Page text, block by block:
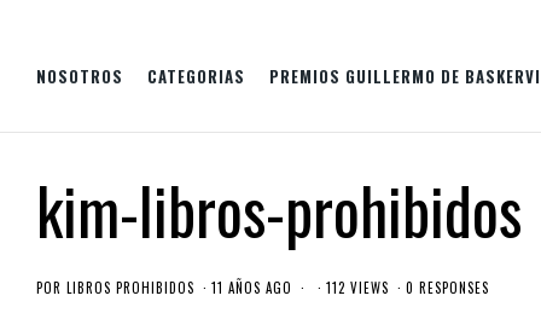
NOSOTROS CATEGORIAS PREMIOS GUILLERMO DE
kim-libros-prohibidos
POR LIBROS PROHIBIDOS 11 AÑOS AGO 112 VIEWS 0 RESPONSES